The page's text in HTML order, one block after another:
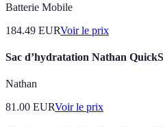
Batterie Mobile
184.49 EURVoir le prix
Sac d’hydratation Nathan
Nathan
81.00 EURVoir le prix